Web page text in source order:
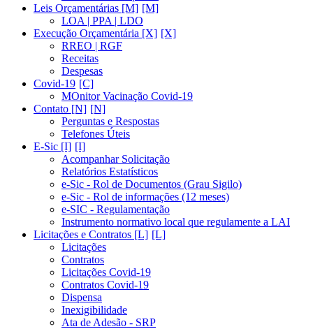
Leis Orçamentárias [M]
LOA | PPA | LDO
Execução Orçamentária [X]
RREO | RGF
Receitas
Despesas
Covid-19
MOnitor Vacinação Covid-19
Contato [N]
Perguntas e Respostas
Telefones Úteis
E-Sic [I]
Acompanhar Solicitação
Relatórios Estatísticos
e-Sic - Rol de Documentos (Grau Sigilo)
e-Sic - Rol de informações (12 meses)
e-SIC - Regulamentação
Instrumento normativo local que regulamente a LAI
Licitações e Contratos [L]
Licitações
Contratos
Licitações Covid-19
Contratos Covid-19
Dispensa
Inexigibilidade
Ata de Adesão - SRP